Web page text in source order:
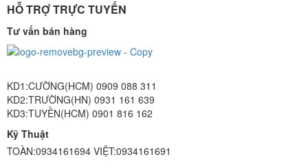
HỖ TRỢ TRỰC TUYẾN
Tư vấn bán hàng
KD1:CƯỜNG(HCM) 0909 088 311
KD2:TRƯỜNG(HN) 0931 161 639
KD3:TUYỀN(HCM) 0901 816 162
Kỹ Thuật
TOÀN:0934161694 VIỆT:0934161691